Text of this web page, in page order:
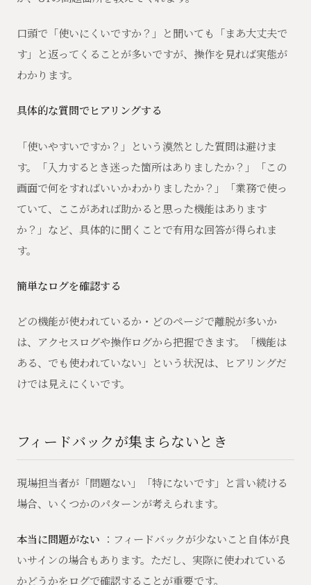
口頭で「使いにくいですか？」と聞いても「まあ大丈夫で
す」と返ってくることが多いですが、操作を見れば実態が
わかります。
具体的な質問でヒアリングする
「使いやすいですか？」という漠然とした質問は避けま
す。「入力するとき迷った箇所はありましたか？」「この
画面で何をすればいいかわかりましたか？」「業務で使っ
ていて、ここがあれば助かると思った機能はあります
か？」など、具体的に聞くことで有用な回答が得られま
す。
簡単なログを確認する
どの機能が使われているか・どのページで離脱が多いか
は、アクセスログや操作ログから把握できます。「機能は
ある、でも使われていない」という状況は、ヒアリングだ
けでは見えにくいです。
フィードバックが集まらないとき
現場担当者が「問題ない」「特にないです」と言い続ける
場合、いくつかのパターンが考えられます。
本当に問題がない ：フィードバックが少ないこと自体が良
いサインの場合もあります。ただし、実際に使われている
かどうかをログで確認することが重要です。